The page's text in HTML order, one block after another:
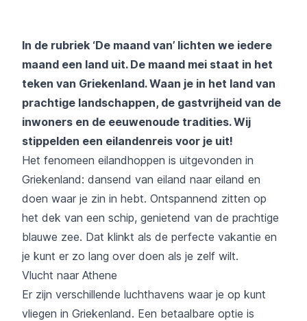
In de rubriek ‘De maand van’ lichten we iedere
maand een land uit. De maand mei staat in het
teken van Griekenland. Waan je in het land van
prachtige landschappen, de gastvrijheid van de
inwoners en de eeuwenoude tradities. Wij
stippelden een eilandenreis voor je uit!
Het fenomeen eilandhoppen is uitgevonden in
Griekenland: dansend van eiland naar eiland en
doen waar je zin in hebt. Ontspannend zitten op
het dek van een schip, genietend van de prachtige
blauwe zee. Dat klinkt als de perfecte vakantie en
je kunt er zo lang over doen als je zelf wilt.
Vlucht naar Athene
Er zijn verschillende luchthavens waar je op kunt
vliegen in Griekenland. Een betaalbare optie is